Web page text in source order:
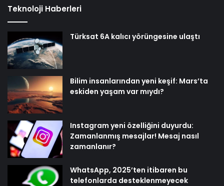
Teknoloji Haberleri
Türksat 6A kalıcı yörüngesine ulaştı
Bilim insanlarından yeni keşif: Mars’ta
eskiden yaşam var mıydı?
Instagram yeni özelliğini duyurdu:
Zamanlanmış mesajlar! Mesaj nasıl
zamanlanır?
WhatsApp, 2025’ten itibaren bu
telefonlarda desteklenmeyecek